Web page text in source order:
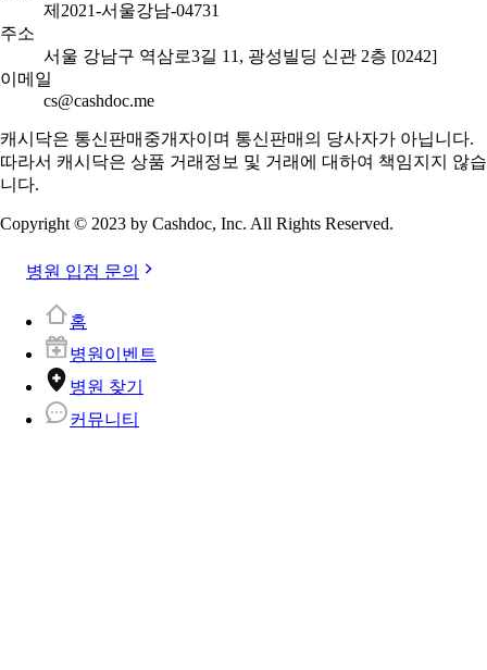
제2021-서울강남-04731
주소
서울 강남구 역삼로3길 11, 광성빌딩 신관 2층 [0242]
이메일
cs@cashdoc.me
캐시닥은 통신판매중개자이며 통신판매의 당사자가 아닙니다.
따라서 캐시닥은 상품 거래정보 및 거래에 대하여 책임지지 않습
니다.
Copyright © 2023 by Cashdoc, Inc. All Rights Reserved.
병원 입점 문의
홈
병원이벤트
병원 찾기
커뮤니티